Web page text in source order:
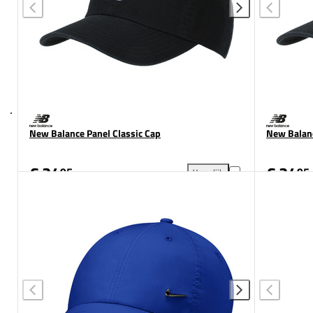
New Balance Panel Classic Cap
€ 2495
Vergelijk
New
€ 2495